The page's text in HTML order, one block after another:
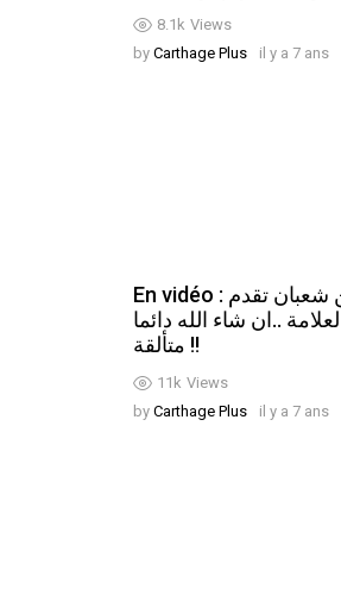
8.1k Views
by Carthage Plus il y a 7 ans
11k Views
En vidéo : مريم بن شعبان تقدم
..ان شاء الله دائما
متألقة !!
by Carthage Plus il y a 7 ans